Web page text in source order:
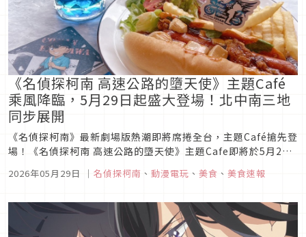
《名偵探柯南 高速公路的墮天使》主題Café
乘風降臨，5月29日起盛大登場！北中南三地
同步展開
《名偵探柯南》最新劇場版熱潮即將席捲全台，主題Café搶先登
場！《名偵探柯南 高速公路的墮天使》主題Cafe即將於5月29
場。本次主題視覺圍繞電影場景與氛圍設計，結合角色及劇情元
2026年05月29日 ｜ 名偵探柯南 、 動漫電玩 、 美食 、 美食速報